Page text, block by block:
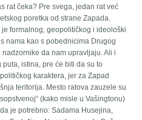
rat čeka? Pre svega, jedan rat već
poretka od strane Zapada.
formalnog, geopolitičkog i ideološki
nama kao s pobednicima Drugog
da nam upravljaju. Ali i
istina, pre će biti da su to
karaktera, jer za Zapad
teritorija. Mesto ratova zauzele su
(kako misle u Vašingtonu)
je potrebno: Sadama Husejina,